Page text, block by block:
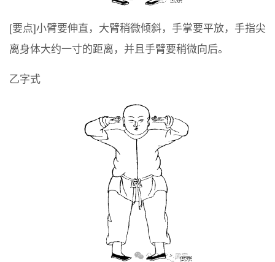
[要点]小臂要伸直，大臂稍微倾斜，手掌要平放，手指尖
离身体大约一寸的距离，并且手臂要稍微向后。
乙字式